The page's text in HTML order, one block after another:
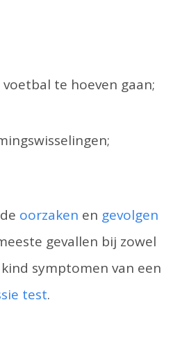
te hoeven gaan;
oorzaken en gevolgen
gevallen bij zowel
symptomen van een
test.